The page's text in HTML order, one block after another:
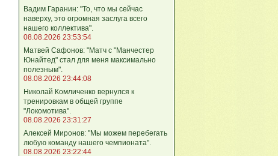
Вадим Гаранин: "То, что мы сейчас
наверху, это огромная заслуга всего
нашего коллектива".
08.08.2026 23:53:54
Матвей Сафонов: "Матч с "Манчестер
Юнайтед" стал для меня максимально
полезным".
08.08.2026 23:44:08
Николай Комличенко вернулся к
тренировкам в общей группе
"Локомотива".
08.08.2026 23:31:27
Алексей Миронов: "Мы можем перебегать
любую команду нашего чемпионата".
08.08.2026 23:22:44